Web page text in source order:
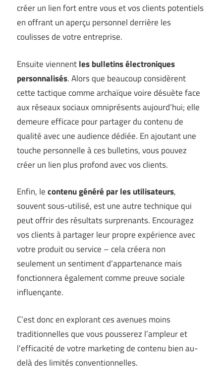
créer un lien fort entre vous et vos clients potentiels
en offrant un aperçu personnel derrière les
coulisses de votre entreprise.
Ensuite viennentles bulletins électroniques
personnalisés. Alors que beaucoup considèrent
cette tactique comme archaïque voire désuète face
aux réseaux sociaux omniprésents aujourd’hui; elle
demeure efficace pour partager du contenu de
qualité avec une audience dédiée. En ajoutant une
touche personnelle à ces bulletins, vous pouvez
créer un lien plus profond avec vos clients.
Enfin, lecontenu généré par les utilisateurs,
souvent sous-utilisé, est une autre technique qui
peut offrir des résultats surprenants. Encouragez
vos clients à partager leur propre expérience avec
votre produit ou service – cela créera non
seulement un sentiment d’appartenance mais
fonctionnera également comme preuve sociale
influençante.
C’est donc en explorant ces avenues moins
traditionnelles que vous pousserez l’ampleur et
l’efficacité de votre marketing de contenu bien au-
delà des limités conventionnelles.